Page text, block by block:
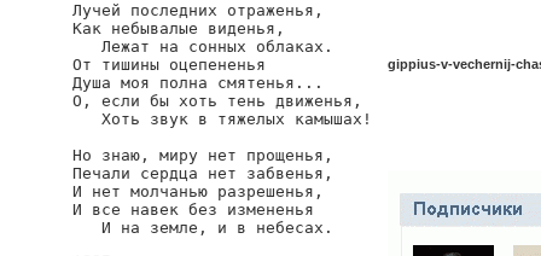
Лучей последних отраженья,
Как небывалые виденья,
   Лежат на сонных облаках.
От тишины оцепененья
Душа моя полна смятенья...
О, если бы хоть тень движенья,
   Хоть звук в тяжелых камышах!
Но знаю, миру нет прощенья,
Печали сердца нет забвенья,
И нет молчанью разрешенья,
И все навек без измененья
   И на земле, и в небесах.
gippius-v-vechernij-